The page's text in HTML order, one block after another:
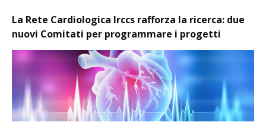
La Rete Cardiologica Irccs rafforza la ricerca: due
nuovi Comitati per programmare i progetti